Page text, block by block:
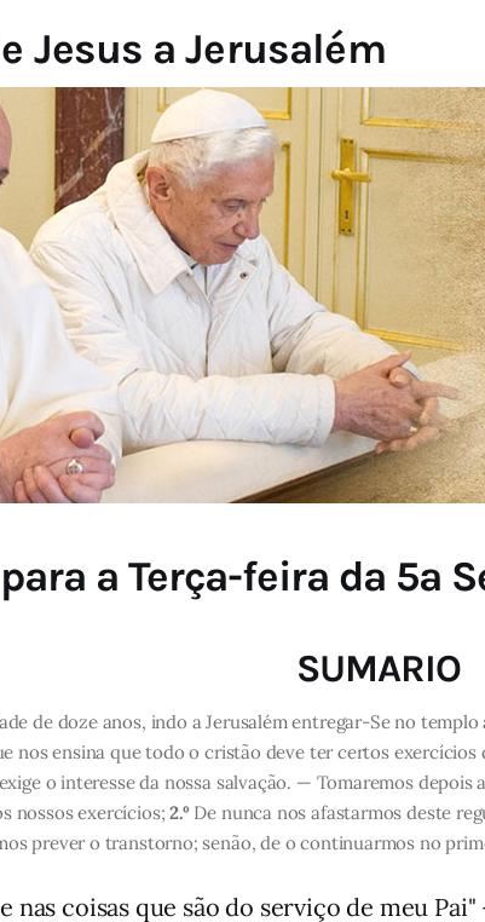
Jesus a Jerusalém
a Terça-feira da 5ª
SUMARIO
de doze anos, indo a Jerusalém entregar-Se no
nos ensina que todo o cristão deve ter certos
o interesse da nossa salvação. — Tomaremos depois
nossos exercícios;2.ºDe nunca nos afastarmos deste
prever o transtorno; senão, de o continuarmos no
coisas que são do serviço de meu Pai"